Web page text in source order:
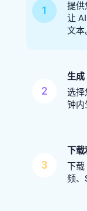
1
提供
让
文本
2
生成
选择
钟内
3
下载
下载
频、